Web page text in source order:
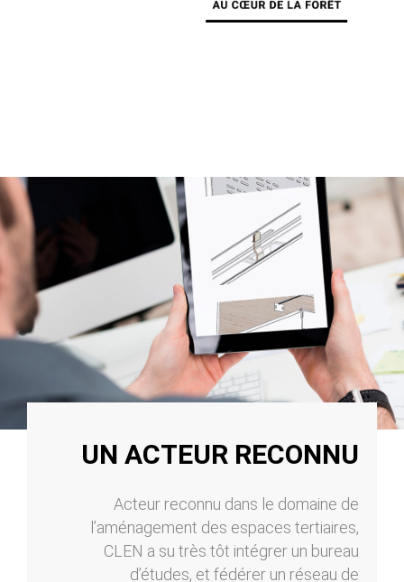
UN ACTEUR RECONNU
Acteur reconnu dans le domaine de
l’aménagement des espaces tertiaires,
CLEN a su très tôt intégrer un bureau
d’études, et fédérer un réseau de